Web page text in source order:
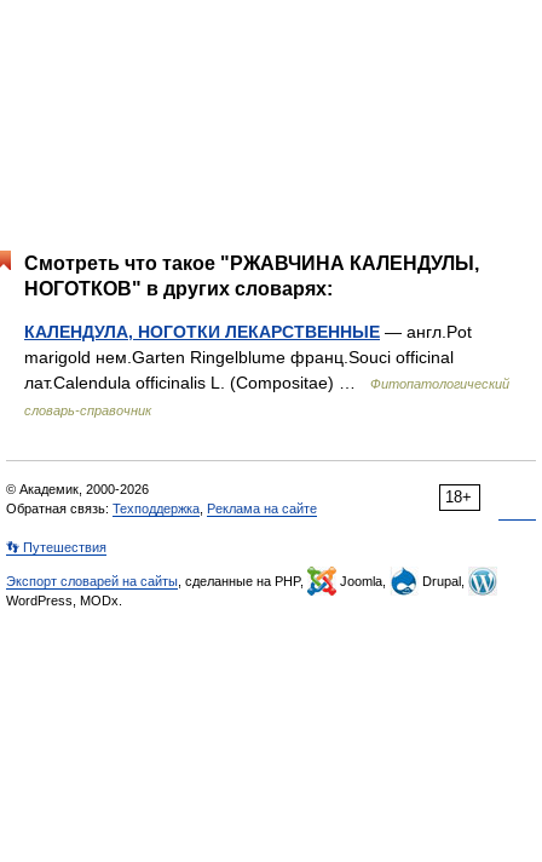
Смотреть что такое "РЖАВЧИНА КАЛЕНДУЛЫ,
НОГОТКОВ" в других словарях:
КАЛЕНДУЛА, НОГОТКИ ЛЕКАРСТВЕННЫЕ — англ.Pot
marigold нем.Garten Ringelblume франц.Souci officinal
лат.Calendula officinalis L. (Compositae) …
Фитопатологический
словарь-справочник
18+
© Академик, 2000-2026
Обратная связь: Техподдержка Реклама на сайте
👣 Путешествия
Экспорт словарей на сайты , сделанные на PHP, Joomla,
Drupal,
WordPress, MODx.